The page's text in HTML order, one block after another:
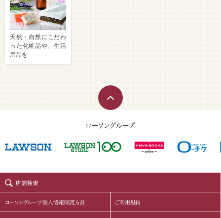
天然・自然にこだわ
った化粧品や、生活
用品を